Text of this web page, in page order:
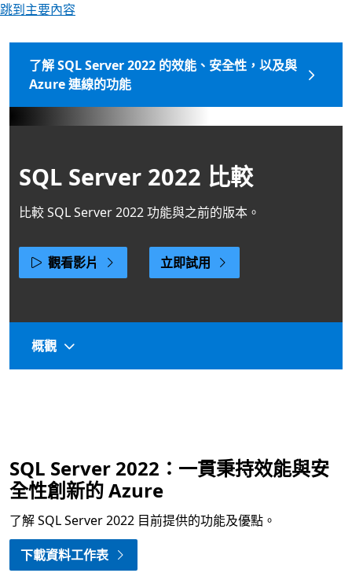
跳到主要內容
了解 SQL Server 2022 的效能、安全性，以及與
Azure 連線的功能
SQL Server 2022 比較
比較 SQL Server 2022 功能與之前的版本。
觀看影片 立即試用
概觀
SQL Server 2022：一貫秉持效能與安
全性創新的 Azure
了解 SQL Server 2022 目前提供的功能及優點。
下載資料工作表